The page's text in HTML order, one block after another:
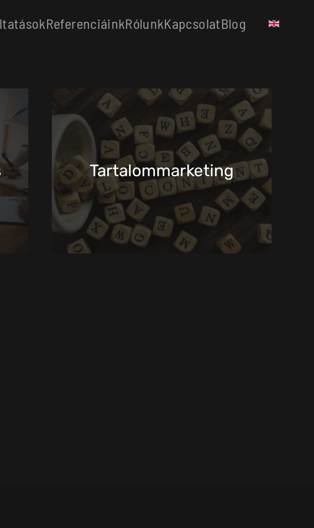
ReferenciáinkRólunkKapcsolatBlog
Tartalommarketing